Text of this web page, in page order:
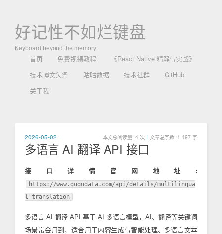
好记性不如烂键盘
Keyboard beyond the memory
首页 免费视频教程
《React Native 精解与实战》
技术博文头条
咕咕数据 技术社群
GitHub
关于我
2026-05-02 本文总阅读量: 4 次 | 文章总字数: 1,197 字
多语言 AI 翻译 API 接口
接口详情官网地址:
https://www.gugudata.com/api/details/multilingua
l-translation
多语言 AI 翻译 API 基于 AI 多语言模型，AI、翻译等关键词
场景常会用到，适合用于内容生成与智能处理、多语言文本